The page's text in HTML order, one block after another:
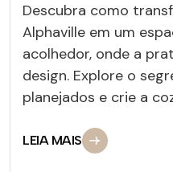
Descubra como
Alphaville em um
acolhedor, onde a
design. Explore o
planejados e crie a
LEIA MAIS